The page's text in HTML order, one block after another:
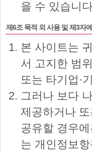
을 수 있습니
제6조 목적 외 사용 및 제3자
본 사이트는
서 고지한 범
또는 타기업·
그러나 보다
제공하거나
공유할 경우
는 개인정보